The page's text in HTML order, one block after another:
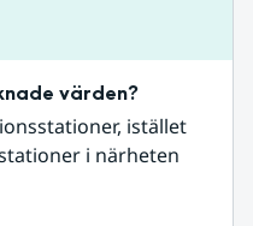
värden?
istället
i närheten